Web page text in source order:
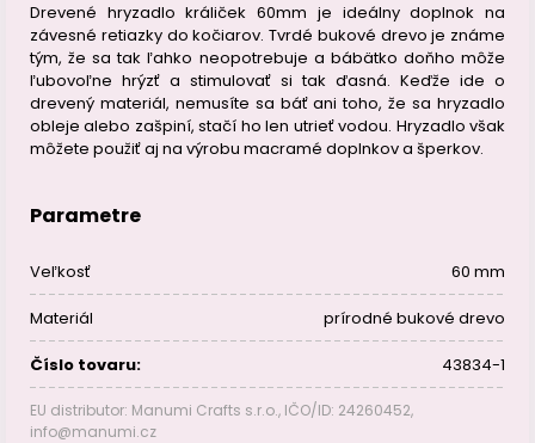
Drevené hryzadlo králiček 60mm je ideálny doplnok na
závesné retiazky do kočiarov. Tvrdé bukové drevo je známe
tým, že sa tak ľahko neopotrebuje a bábätko doňho môže
ľubovoľne hrýzť a stimulovať si tak ďasná. Keďže ide o
drevený materiál, nemusíte sa báť ani toho, že sa hryzadlo
obleje alebo zašpiní, stačí ho len utrieť vodou. Hryzadlo však
môžete použiť aj na výrobu macramé doplnkov a šperkov.
Parametre
Veľkosť 60 mm
Materiál prírodné bukové drevo
Číslo tovaru: 43834-1
EU distributor: Manumi Crafts s.r.o., IČO/ID: 24260452,
info@manumi.cz